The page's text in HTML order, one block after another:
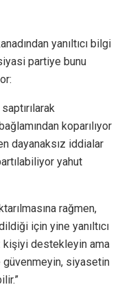
yanıltıcı bilgi
partiye bunu
koparılıyor
dayanaksız iddialar
yahut
rağmen,
için yine yanıltıcı
kişiyi destekleyin ama
siyasetin